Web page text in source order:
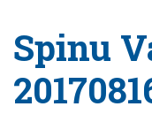
Spinu